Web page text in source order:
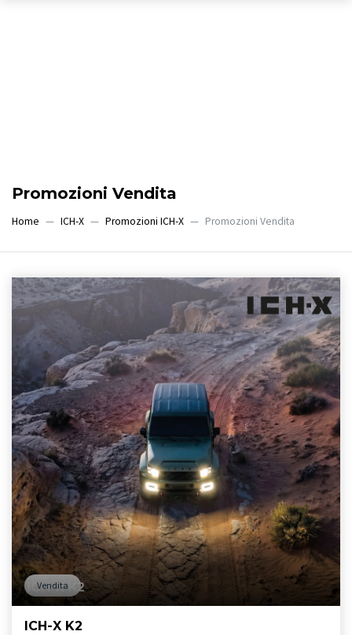
Promozioni Vendita
Home ICH-X Promozioni ICH-X Promozioni Vendita
Vendita
ICH-X K2